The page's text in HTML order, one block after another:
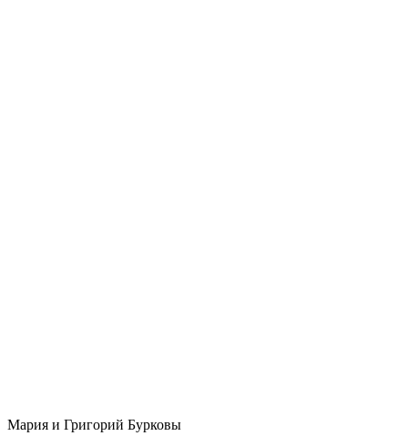
Мария и Григорий Бурковы